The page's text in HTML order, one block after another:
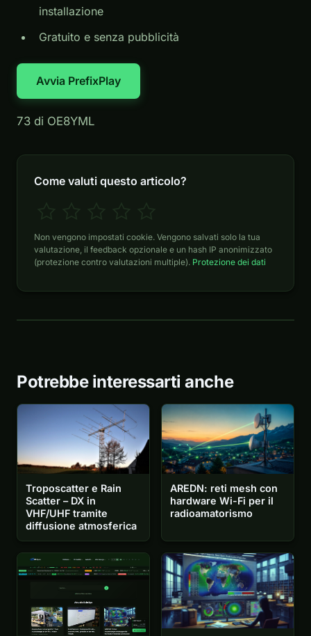
installazione
Gratuito e senza pubblicità
Avvia PrefixPlay
73 di OE8YML
Come valuti questo articolo?
Non vengono impostati cookie. Vengono salvati solo la tua
valutazione, il feedback opzionale e un hash IP anonimizzato
(protezione contro valutazioni multiple). Protezione dei dati
Potrebbe interessarti anche
Troposcatter e Rain
Scatter – DX in
VHF/UHF tramite
diffusione atmosferica
AREDN: reti mesh con
hardware Wi-Fi per il
radioamatorismo